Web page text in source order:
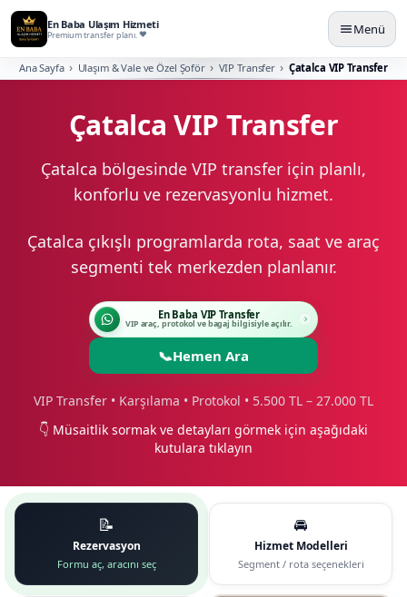
En Baba Ulaşım Hizmeti
Premium transfer planı. Menü
Ana Sayfa Ulaşım & Vale ve Özel Şoför VIP Transfer Çatalca VIP Transfer
Çatalca VIP Transfer
Çatalca bölgesinde VIP transfer için planlı,
konforlu ve rezervasyonlu hizmet.
Çatalca çıkışlı programlarda rota, saat ve araç
segmenti tek merkezden planlanır.
En Baba VIP Transfer
VIP araç, protokol ve bagaj bilgisiyle açılır.
📞Hemen Ara
VIP Transfer • Karşılama • Protokol • 5.500 TL – 27.000 TL
👇 Müsaitlik sormak ve detayları görmek için aşağıdaki
kutulara tıklayın
📝
Rezervasyon
Formu aç, aracını seç
🚘
Hizmet Modelleri
Segment / rota seçenekleri